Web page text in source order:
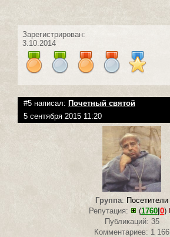
Зарегистрирован:
3.10.2014
#5 написал: Почетный святой
5 сентября 2015 11:20
Группа: Посетители
Репутация:
(1760|0)
Публикаций: 35
Комментариев: 1 166